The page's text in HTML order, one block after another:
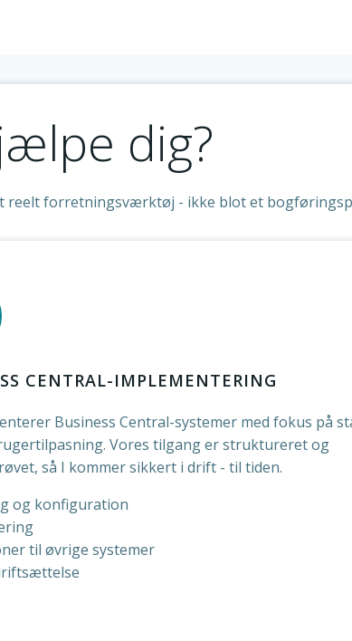
dig?
reelt forretningsværktøj - ikke blot et
CENTRAL-IMPLEMENTERING
Business Central-systemer med fokus på
Vores tilgang er struktureret og
så I kommer sikkert i drift - til tiden.
og konfiguration
til øvrige systemer